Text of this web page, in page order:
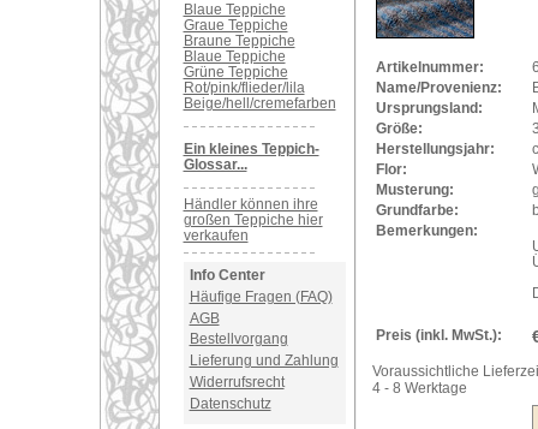
Blaue Teppiche
Graue Teppiche
Braune Teppiche
Blaue Teppiche
Grüne Teppiche
Rot/pink/flieder/lila
Beige/hell/cremefarben
Ein kleines Teppich-
Glossar...
Händler können ihre
großen Teppiche hier
verkaufen
Info Center
Häufige Fragen (FAQ)
AGB
Bestellvorgang
Lieferung und Zahlung
Widerrufsrecht
Datenschutz
Artikelnummer:
Name/Provenienz:
Ursprungsland:
Größe:
Herstellungsjahr:
Flor:
Musterung:
Grundfarbe:
Bemerkungen:
Preis (inkl. MwSt.):
Voraussichtliche
4 - 8 Werktage